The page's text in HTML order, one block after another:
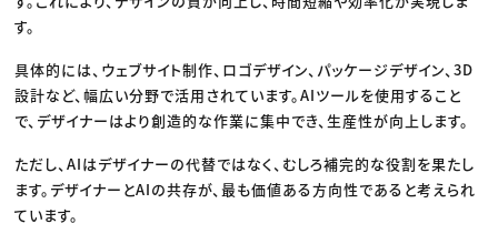
す。
具体的には、ウェブサイト制作、ロゴデザイン、パッケージデザイン、3D
設計など、幅広い分野で活用されています。AIツールを使用すること
で、デザイナーはより創造的な作業に集中でき、生産性が向上します。
ただし、AIはデザイナーの代替ではなく、むしろ補完的な役割を果たし
ます。デザイナーとAIの共存が、最も価値ある方向性であると考えられ
ています。